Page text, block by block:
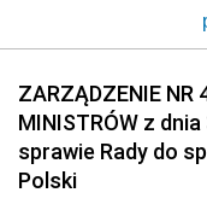
2014
2011
2008
2005
ZARZĄDZENIE NR
MINISTRÓW z
sprawie Rady do
Polski